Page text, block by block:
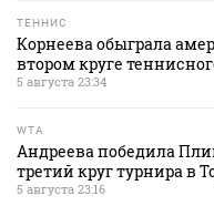
ТЕННИС
Корнеева обыграла
втором круге
5 августа 23:34
WTA
Андреева победила
третий круг турнира в
5 августа 23:16